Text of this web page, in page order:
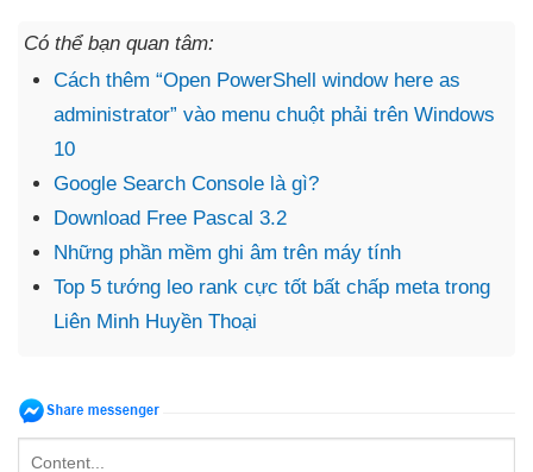
Có thể bạn quan tâm:
Cách thêm “Open PowerShell window here as
administrator” vào menu chuột phải trên Windows
10
Google Search Console là gì?
Download Free Pascal 3.2
Những phần mềm ghi âm trên máy tính
Top 5 tướng leo rank cực tốt bất chấp meta trong
Liên Minh Huyền Thoại